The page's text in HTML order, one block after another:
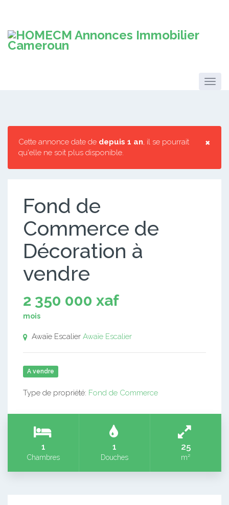
×
Cette annonce date de depuis 1 an, il se pourrait
qu'elle ne soit plus disponible.
Fond de
Commerce de
Décoration à
vendre
2 350 000 xaf
mois
Awaïe Escalier Awaïe Escalier
A vendre
Type de propriété: Fond de Commerce
1
Chambres
1
Douches
25
m²